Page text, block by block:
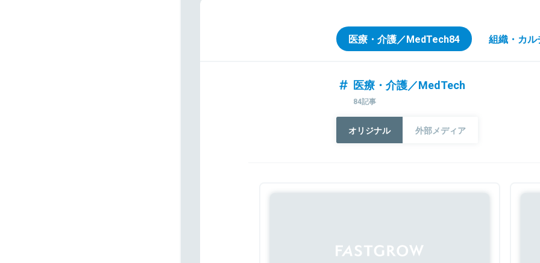
医療・介護／MedTech84 組織・カル
医療・介護／MedTech
84記事
オリジナル 外部メディア